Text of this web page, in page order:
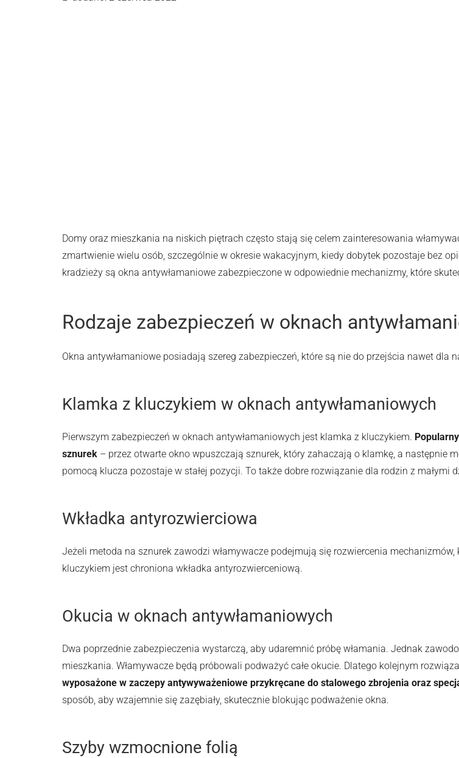
Domy oraz mieszkania na niskich piętrach często stają się celem zainteresowania
zmartwienie wielu osób, szczególnie w okresie wakacyjnym, kiedy dobytek pozostaje bez
kradzieży są okna antywłamaniowe zabezpieczone w odpowiednie mechanizmy, które
Rodzaje zabezpieczeń w oknach
Okna antywłamaniowe posiadają szereg zabezpieczeń, które są nie do przejścia nawet dla
Klamka z kluczykiem w oknach antywłamaniowych
Pierwszym zabezpieczeń w oknach antywłamaniowych jest klamka z kluczykiem.
sznurek – przez otwarte okno wpuszczają sznurek, który zahaczają o klamkę, a następnie
pomocą klucza pozostaje w stałej pozycji. To także dobre rozwiązanie dla rodzin z małymi
Wkładka antyrozwierciowa
Jeżeli metoda na sznurek zawodzi włamywacze podejmują się rozwiercenia
kluczykiem jest chroniona wkładka antyrozwierceniową.
Okucia w oknach antywłamaniowych
Dwa poprzednie zabezpieczenia wystarczą, aby udaremnić próbę włamania. Jednak
mieszkania. Włamywacze będą próbowali podważyć całe okucie. Dlatego kolejnym
wyposażone w zaczepy antywyważeniowe przykręcane do stalowego zbrojenia oraz
sposób, aby wzajemnie się zazębiały, skutecznie blokując podważenie okna.
Szyby wzmocnione folią
poprawić
na
Aby
twojego
strony,
szansę